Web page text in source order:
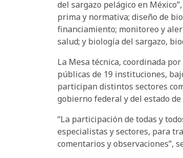
del sargazo pelágico en
prima y normativa; diseño de
financiamiento; monitoreo y
salud; y biología del sargazo,
La Mesa técnica, coordinada
públicas de 19 instituciones,
participan distintos sectores
gobierno federal y del estado de
“La participación de todas y
especialistas y sectores, para
comentarios y observaciones”,